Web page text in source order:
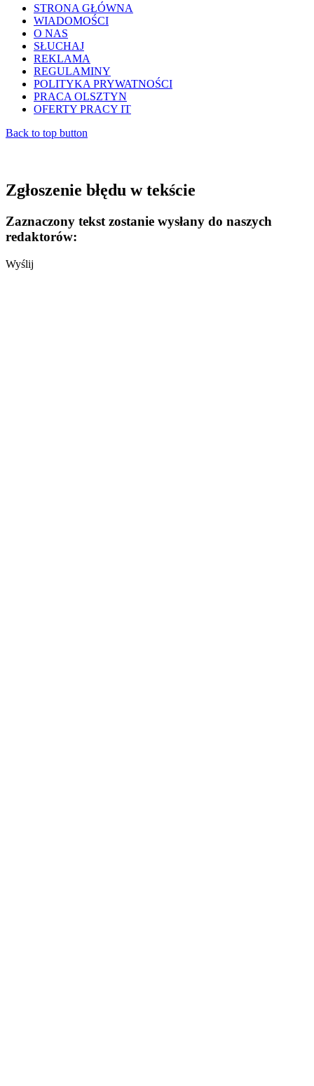
STRONA GŁÓWNA
WIADOMOŚCI
O NAS
SŁUCHAJ
REKLAMA
REGULAMINY
POLITYKA PRYWATNOŚCI
PRACA OLSZTYN
OFERTY PRACY IT
Back to top button
Zgłoszenie błędu w tekście
Zaznaczony tekst zostanie wysłany do naszych
redaktorów:
Wyślij